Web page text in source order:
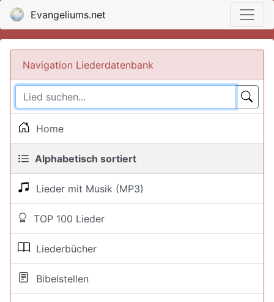
Evangeliums.net
Navigation Liederdatenbank
Home
Alphabetisch sortiert
Lieder mit Musik (MP3)
TOP 100 Lieder
Liederbücher
Bibelstellen